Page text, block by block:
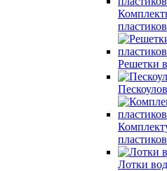
Решетки
Лотки